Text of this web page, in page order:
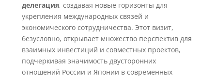
делегация, создавая новые горизонты для
укрепления международных связей и
экономического сотрудничества. Этот визит,
безусловно, открывает множество перспектив для
взаимных инвестиций и совместных проектов,
подчеркивая значимость двусторонних
отношений России и Японии в современных